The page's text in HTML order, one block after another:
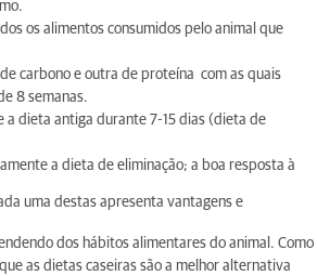
os alimentos consumidos pelo animal que
carbono e outra de proteína com as quais
8 semanas.
a dieta antiga durante 7-15 dias (dieta de
a dieta de eliminação; a boa resposta à
uma destas apresenta vantagens e
dos hábitos alimentares do animal. Como
as dietas caseiras são a melhor alternativa